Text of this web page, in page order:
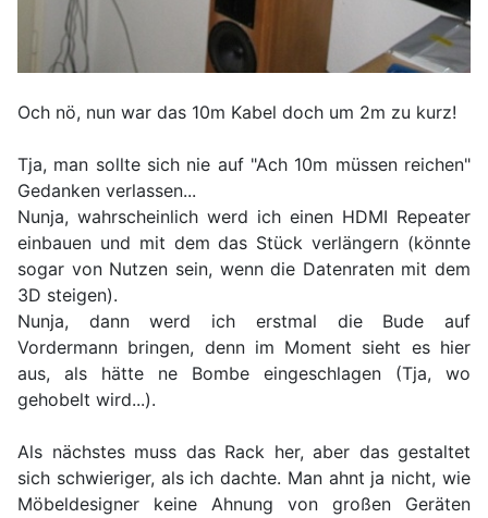
Och nö, nun war das 10m Kabel doch um 2m zu kurz!
Tja, man sollte sich nie auf "Ach 10m müssen reichen"
Gedanken verlassen...
Nunja, wahrscheinlich werd ich einen HDMI Repeater
einbauen und mit dem das Stück verlängern (könnte
sogar von Nutzen sein, wenn die Datenraten mit dem
3D steigen).
Nunja, dann werd ich erstmal die Bude auf
Vordermann bringen, denn im Moment sieht es hier
aus, als hätte ne Bombe eingeschlagen (Tja, wo
gehobelt wird...).
Als nächstes muss das Rack her, aber das gestaltet
sich schwieriger, als ich dachte. Man ahnt ja nicht, wie
Möbeldesigner keine Ahnung von großen Geräten